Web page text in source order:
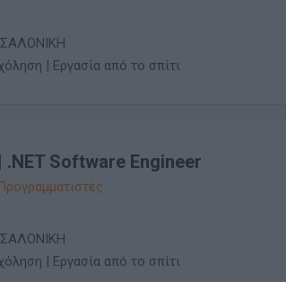
| Εργασία από το σπίτι
.NET Software Engineer
| Εργασία από το σπίτι